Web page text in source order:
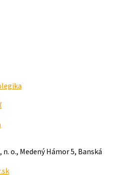
o., Medený Hámor 5, Banská